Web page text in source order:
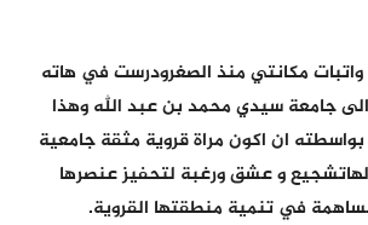
مكانتي منذ الصغرودرست في هاته
جامعة سيدي محمد بن عبد الله وهذا
ان اكون مراة قروية مثقة جامعية
و عشق ورغبة لتحفيز عنصرها
في تنمية منطقتها القروية.